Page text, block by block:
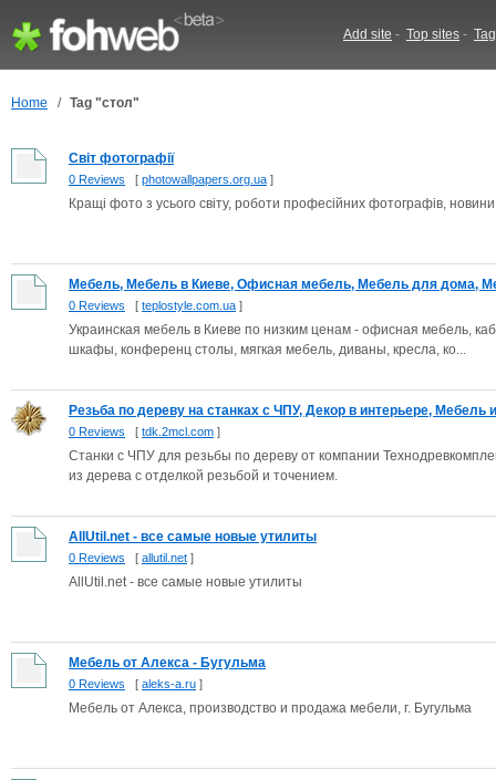
Add site - Top sites -
Home / Tag "стол"
Світ фотографії
0 Reviews [ photowallpapers.org.ua ]
Кращі фото з усього світу, роботи професійних фотографів, новини
Мебель, Мебель в Киеве, Офисная мебель, Мебель для дома,
0 Reviews [ teplostyle.com.ua ]
Украинская мебель в Киеве по низким ценам - офисная мебель,
шкафы, конференц столы, мягкая мебель, диваны, кресла, ко...
Резьба по дереву на станках с ЧПУ, Декор в интерьере, Мебель
0 Reviews [ tdk.2mcl.com ]
Станки с ЧПУ для резьбы по дереву от компании
из дерева с отделкой резьбой и точением.
AllUtil.net - все самые новые утилиты
0 Reviews [ allutil.net ]
AllUtil.net - все самые новые утилиты
Мебель от Алекса - Бугульма
0 Reviews [ aleks-a.ru ]
Мебель от Алекса, производство и продажа мебели, г. Бугульма